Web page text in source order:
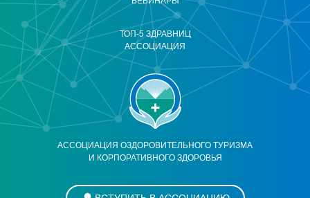
АССОЦИАЦИЯ ОЗДОРОВИТЕЛЬНОГО ТУРИЗМА
И КОРПОРАТИВНОГО ЗДОРОВЬЯ
ТОП-5 ЗДРАВНИЦ
АССОЦИАЦИЯ